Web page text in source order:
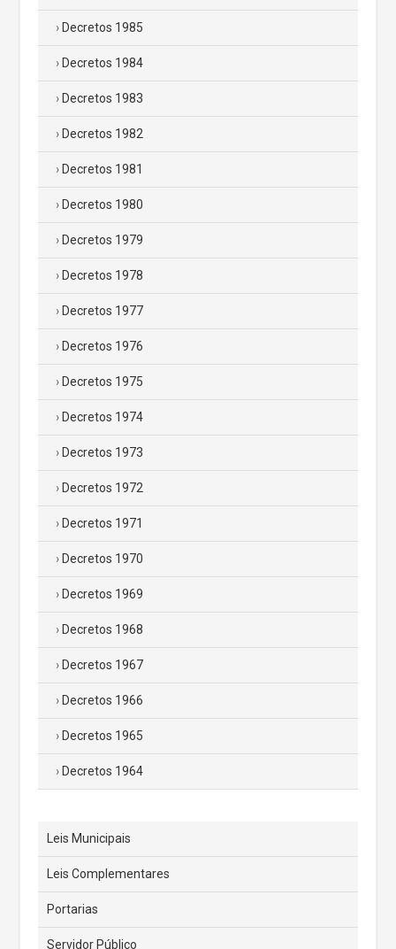
Decretos 1985
Decretos 1984
Decretos 1983
Decretos 1982
Decretos 1981
Decretos 1980
Decretos 1979
Decretos 1978
Decretos 1977
Decretos 1976
Decretos 1975
Decretos 1974
Decretos 1973
Decretos 1972
Decretos 1971
Decretos 1970
Decretos 1969
Decretos 1968
Decretos 1967
Decretos 1966
Decretos 1965
Decretos 1964
Leis Municipais
Leis Complementares
Portarias
Servidor Público